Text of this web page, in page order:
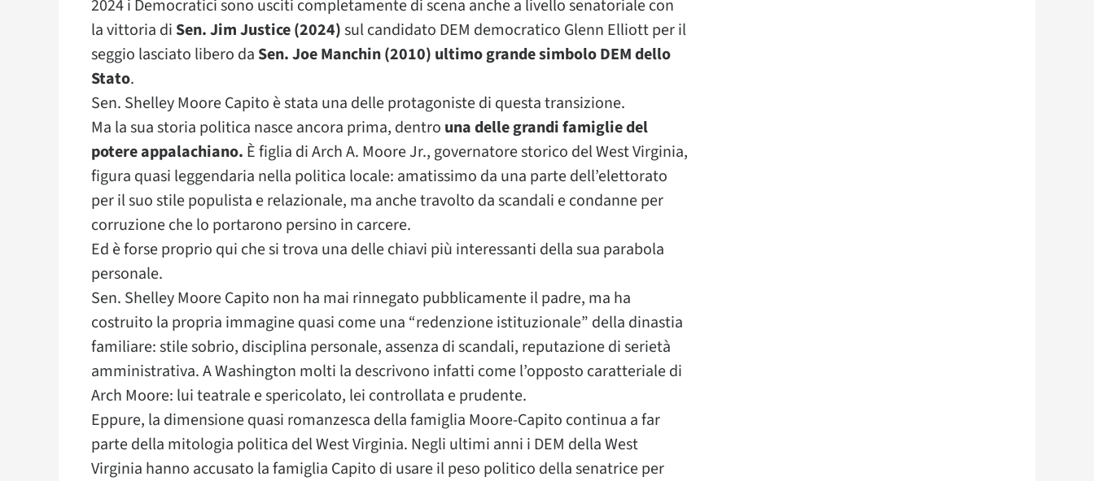
2024 i Democratici sono usciti completamente di scena anche a livello senatoriale con
la vittoria di Sen. Jim Justice (2024)sul candidato DEM democratico Glenn Elliott per il
seggio lasciato libero da Sen. Joe Manchin (2010) ultimo grande simbolo DEM dello
Stato.
Sen. Shelley Moore Capito è stata una delle protagoniste di questa transizione.
Ma la sua storia politica nasce ancora prima, dentro una delle grandi famiglie del
potere appalachiano. È figlia di Arch A. Moore Jr., governatore storico del West Virginia,
figura quasi leggendaria nella politica locale: amatissimo da una parte dell’elettorato
per il suo stile populista e relazionale, ma anche travolto da scandali e condanne per
corruzione che lo portarono persino in carcere.
Ed è forse proprio qui che si trova una delle chiavi più interessanti della sua parabola
personale.
Sen. Shelley Moore Capito non ha mai rinnegato pubblicamente il padre, ma ha
costruito la propria immagine quasi come una “redenzione istituzionale” della dinastia
familiare: stile sobrio, disciplina personale, assenza di scandali, reputazione di serietà
amministrativa. A Washington molti la descrivono infatti come l’opposto caratteriale di
Arch Moore: lui teatrale e spericolato, lei controllata e prudente.
Eppure, la dimensione quasi romanzesca della famiglia Moore-Capito continua a far
parte della mitologia politica del West Virginia. Negli ultimi anni i DEM della West
Virginia hanno accusato la famiglia Capito di usare il peso politico della senatrice per